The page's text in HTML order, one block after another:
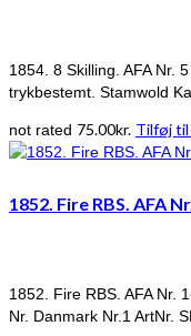
1854. 8 Skilling. AFA Nr.
trykbestemt. Stamwold
not rated 75.00kr. Tilføj til
1852. Fire RBS. AFA
1852. Fire RBS. AFA Nr.
Nr. Danmark Nr.1 ArtNr.